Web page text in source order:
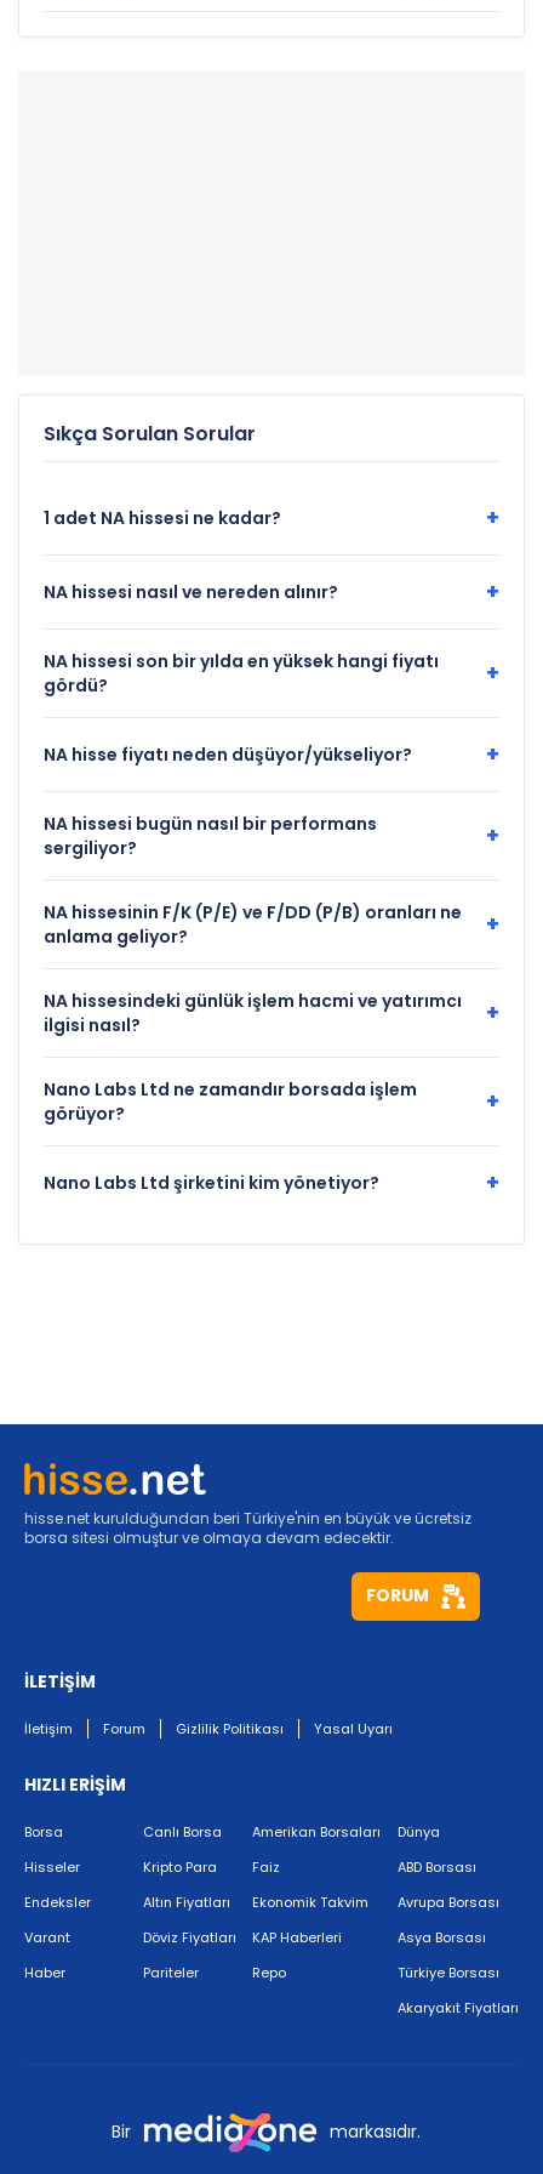
Sıkça Sorulan Sorular
1 adet NA hissesi ne kadar? +
NA hissesi nasıl ve nereden alınır? +
NA hissesi son bir yılda en yüksek hangi fiyatı
gördü?
+
NA hisse fiyatı neden düşüyor/yükseliyor? +
NA hissesi bugün nasıl bir performans
sergiliyor?
+
NA hissesinin F/K (P/E) ve F/DD (P/B) oranları ne
anlama geliyor?
+
NA hissesindeki günlük işlem hacmi ve yatırımcı
ilgisi nasıl?
+
Nano Labs Ltd ne zamandır borsada işlem
görüyor?
+
Nano Labs Ltd şirketini kim yönetiyor? +
hisse.net kurulduğundan beri Türkiye'nin en büyük ve ücretsiz
borsa sitesi olmuştur ve olmaya devam edecektir.
FORUM
İLETİŞİM
İletişim Forum Gizlilik Politikası Yasal Uyarı
HIZLI ERİŞİM
Borsa
Hisseler
Endeksler
Varant
Haber
Canlı Borsa
Kripto Para
Altın Fiyatları
Döviz Fiyatları
Pariteler
Amerikan Borsaları
Faiz
Ekonomik Takvim
KAP Haberleri
Repo
Dünya
ABD Borsası
Avrupa Borsası
Asya Borsası
Türkiye Borsası
Akaryakıt Fiyatları
Bir markasıdır.